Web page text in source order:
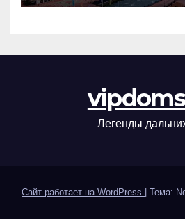
Легенды
Сайт работает на WordPress Тема: